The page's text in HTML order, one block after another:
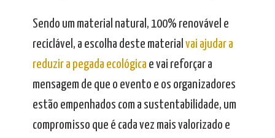
Sendo um material natural, 100% renovável e
reciclável, a escolha deste material vai ajudar a
reduzir a pegada ecológica e vai reforçar a
mensagem de que o evento e os organizadores
estão empenhados com a sustentabilidade, um
compromisso que é cada vez mais valorizado e